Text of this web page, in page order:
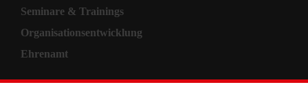
Seminare & Trainings
Organisationsentwicklung
Ehrenamt